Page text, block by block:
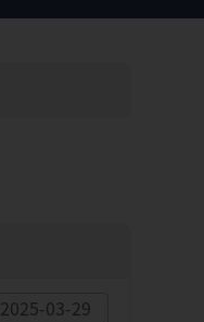
2025-03-29